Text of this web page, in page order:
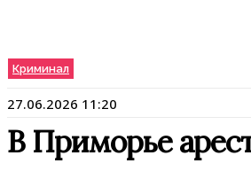
Криминал
27.06.2026 11:20
В Приморье